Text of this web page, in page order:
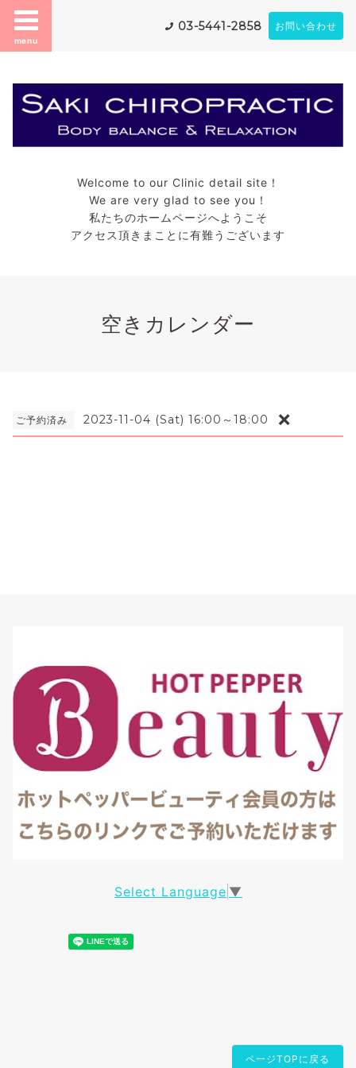
menu
03-5441-2858 お問い合わせ
Welcome to our Clinic detail site！
We are very glad to see you！
私たちのホームページへようこそ
アクセス頂きまことに有難うございます
空きカレンダー
ご予約済み 2023-11-04 (Sat) 16:00～18:00 ❌
Select Language ▼
ページTOPに戻る